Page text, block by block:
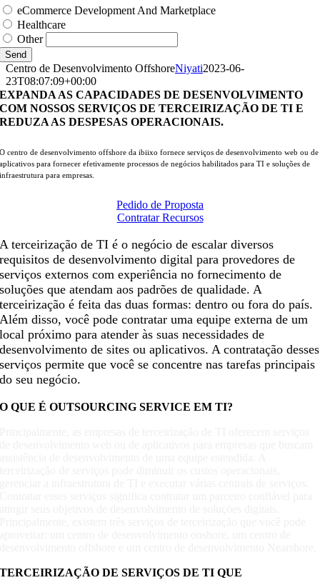
eCommerce Development And Marketplace
Healthcare
Other
Send
Centro de Desenvolvimento OffshoreNiyati2023-06-
23T08:07:09+00:00
EXPANDA AS CAPACIDADES DE DESENVOLVIMENTO
COM NOSSOS SERVIÇOS DE TERCEIRIZAÇÃO DE TI E
REDUZA AS DESPESAS OPERACIONAIS.
O centro de desenvolvimento offshore da ibiixo fornece serviços de desenvolvimento web ou de
aplicativos para fornecer efetivamente processos de negócios habilitados para TI e soluções de
infraestrutura para empresas.
Pedido de Proposta
Contratar Recursos
A terceirização de TI é o negócio de escalar diversos
requisitos de desenvolvimento digital para provedores de
serviços externos com experiência no fornecimento de
soluções que atendam aos padrões de qualidade. A
terceirização é feita das duas formas: dentro ou fora do país.
Além disso, você pode contratar uma equipe externa de um
local próximo para atender às suas necessidades de
desenvolvimento de sites ou aplicativos. A contratação desses
serviços permite que você se concentre nas tarefas principais
do seu negócio.
O QUE É OUTSOURCING SERVICE EM TI?
TERCEIRIZAÇÃO DE SERVIÇOS DE TI QUE